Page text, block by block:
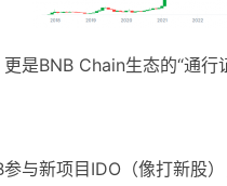
是BNB Chain生态的“通行
与新项目IDO（像打新股